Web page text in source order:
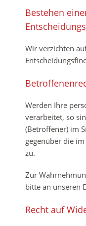
Bestehen
Wir verzichten
Werden Ihre
verarbeitet, so
(Betroffener) im
gegenüber die
zu.
Zur
bitte an unseren
Recht auf